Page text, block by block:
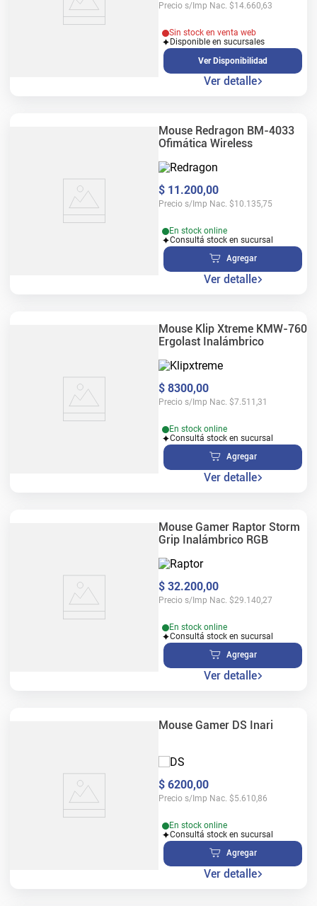
Precio s/Imp Nac. $14.660,63
Sin stock en venta web
Disponible en sucursales
Ver Disponibilidad
Ver detalle
Mouse Redragon BM-4033
Ofimática Wireless
$ 11.200,00
Precio s/Imp Nac. $10.135,75
En stock online
Consultá stock en sucursal
Agregar
Ver detalle
Mouse Klip Xtreme KMW-760
Ergolast Inalámbrico
$ 8300,00
Precio s/Imp Nac. $7.511,31
En stock online
Consultá stock en sucursal
Agregar
Ver detalle
Mouse Gamer Raptor Storm
Grip Inalámbrico RGB
$ 32.200,00
Precio s/Imp Nac. $29.140,27
En stock online
Consultá stock en sucursal
Agregar
Ver detalle
Mouse Gamer DS Inari
$ 6200,00
Precio s/Imp Nac. $5.610,86
En stock online
Consultá stock en sucursal
Agregar
Ver detalle